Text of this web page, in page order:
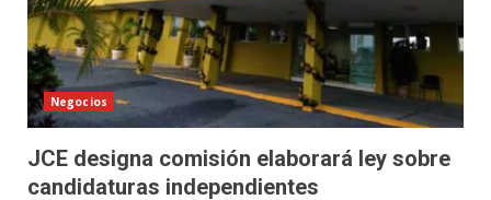
Negocios
JCE designa comisión elaborará ley sobre
candidaturas independientes